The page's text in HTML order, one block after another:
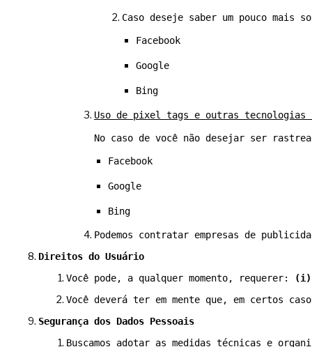
Caso deseje saber um pouco
Facebook
Google
Bing
Uso de pixel tags e outras
No caso de você não desejar ser
Facebook
Google
Bing
Podemos contratar empresas de
Direitos do Usuário
Você pode, a qualquer momento, requerer:
(i)
Você deverá ter em mente que, em certos
Segurança dos Dados Pessoais
Buscamos adotar as medidas técnicas e